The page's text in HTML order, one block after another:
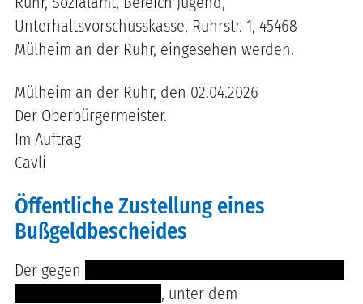
Unterhaltsvorschusskasse, Ruhrstr. 1, 45468
Mülheim an der Ruhr, eingesehen werden.
Mülheim an der Ruhr, den 02.04.2026
Der Oberbürgermeister.
Im Auftrag
Cavli
Öffentliche Zustellung eines
Bußgeldbescheides
Der gegen
, unter dem